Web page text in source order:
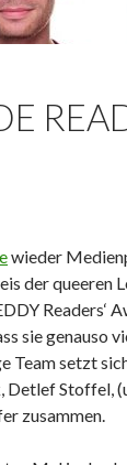
wieder
der queeren
Readers‘
sie genauso
Team setzt
Stoffel,
zusammen.